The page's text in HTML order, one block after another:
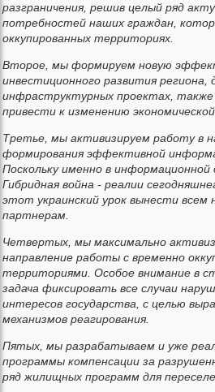
разграничения, решив целый ряд
потребностей наших граждан,
оккупированных территориях.
Второе, мы формируем новую
инвестиционного развития региона,
инфраструктурных проектах,
привести к изменению
Третье, мы активизируем работу в
формирования эффективной
Поскольку именно в информационной
Гибридная война - реалии
этот украинский урок вынести
партнерам.
Четвертых, мы максимально
направление работы с временно
территориями. Особое внимание в
задача фиксировать все случаи
интересов государства, с целью
механизмов реагирования.
Пятых, мы разрабатываем и уже
программы компенсации за
ряд жилищных программ для